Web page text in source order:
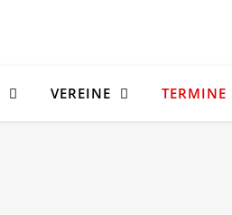
VEREINE TERMINE